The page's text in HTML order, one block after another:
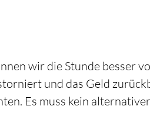
wir die Stunde besser
und das Geld
Es muss kein